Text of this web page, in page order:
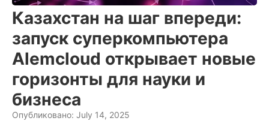
Казахстан на шаг впереди:
запуск суперкомпьютера
Аlemcloud открывает новые
горизонты для науки и
бизнеса
Опубликовано: July 14, 2025